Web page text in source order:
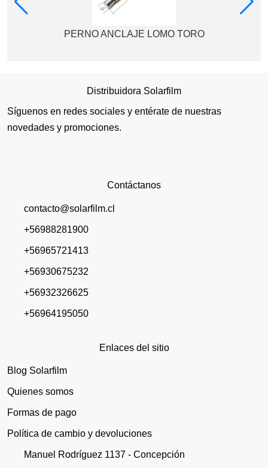
PERNO ANCLAJE LOMO TORO
Distribuidora Solarfilm
Síguenos en redes sociales y entérate de nuestras
novedades y promociones.
Contáctanos
contacto@solarfilm.cl
+56988281900
+56965721413
+56930675232
+56932326625
+56964195050
Enlaces del sitio
Blog Solarfilm
Quienes somos
Formas de pago
Política de cambio y devoluciones
Manuel Rodríguez 1137 - Concepción